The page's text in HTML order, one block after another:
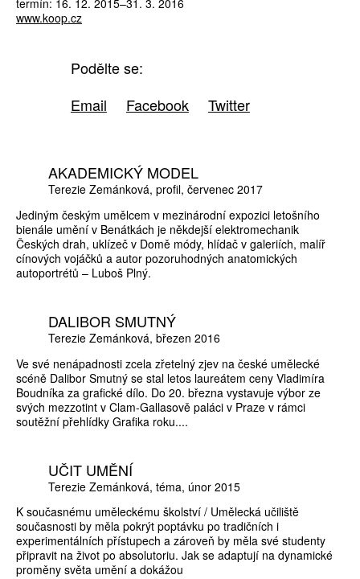
termín: 16. 12. 2015–31. 3. 2016
www.koop.cz
Podělte se:
Email
Facebook Twitter
AKADEMICKÝ MODEL
Terezie Zemánková profil červenec 2017
Jediným českým umělcem v mezinárodní expozici letošního
bienále umění v Benátkách je někdejší elektromechanik
Českých drah, uklízeč v Domě módy, hlídač v galeriích, malíř
cínových vojáčků a autor pozoruhodných anatomických
autoportrétů – Luboš Plný.
DALIBOR SMUTNÝ
Terezie Zemánková březen 2016
Ve své nenápadnosti zcela zřetelný zjev na české umělecké
scéně Dalibor Smutný se stal letos laureátem ceny Vladimíra
Boudníka za grafické dílo. Do 20. března vystavuje výbor ze
svých mezzotint v Clam-Gallasově paláci v Praze v rámci
soutěžní přehlídky Grafika roku....
UČIT UMĚNÍ
Terezie Zemánková téma únor 2015
K současnému uměleckému školství / Umělecká učiliště
současnosti by měla pokrýt poptávku po tradičních i
experimentálních přístupech a zároveň by měla své studenty
připravit na život po absolutoriu. Jak se adaptují na dynamické
proměny světa umění a dokážou